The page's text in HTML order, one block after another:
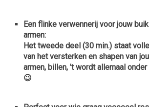
Een flinke verwennerij voor jouw
armen:
Het tweede deel (30 min.) staat
van het versterken en shapen van
armen, billen, ’t wordt allemaal
😉